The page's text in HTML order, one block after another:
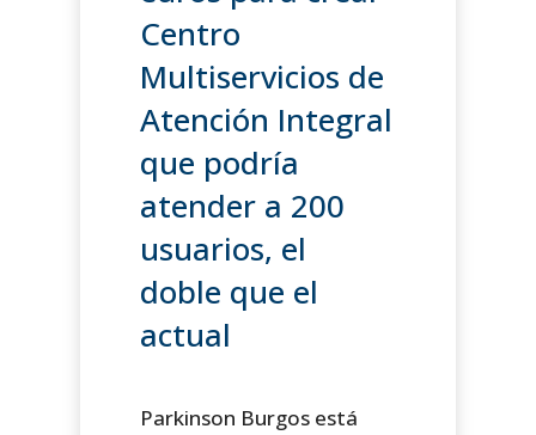
Centro
Multiservicios de
Atención Integral
que podría
atender a 200
usuarios, el
doble que el
actual
Parkinson Burgos está